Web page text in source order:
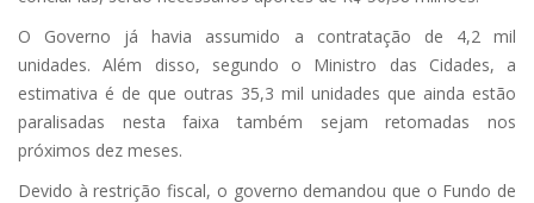
O Governo já havia assumido a contratação de 4,2 mil
unidades. Além disso, segundo o Ministro das Cidades, a
estimativa é de que outras 35,3 mil unidades que ainda estão
paralisadas nesta faixa também sejam retomadas nos
próximos dez meses.
Devido à restrição fiscal, o governo demandou que o Fundo de